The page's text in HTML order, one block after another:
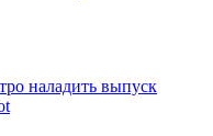
наладить выпуск